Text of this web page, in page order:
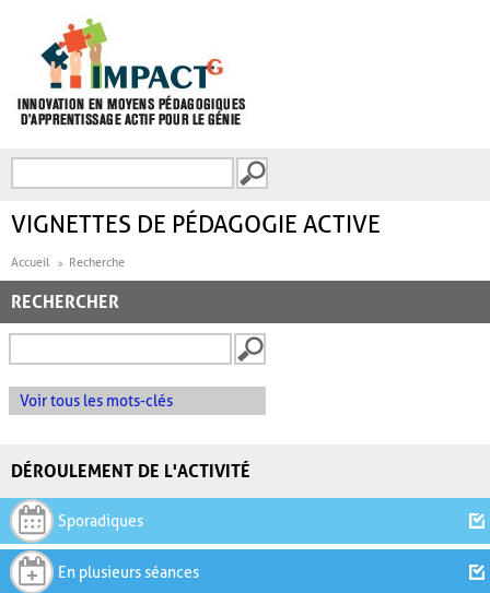
FORMULAIRE DE
VIGNETTES DE PÉDAGOGIE ACTIVE
Accueil Recherche
RECHERCHER
Voir tous les mots-clés
DÉROULEMENT DE L'ACTIVITÉ
Sporadiques
En plusieurs séances